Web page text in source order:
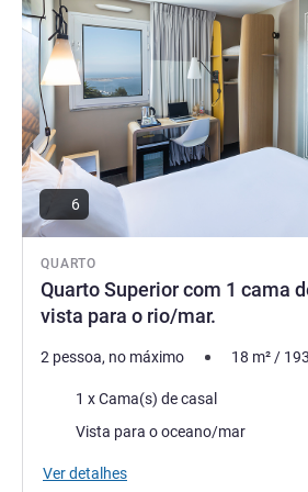
QUARTO
Quarto Superior com 1 cama
vista para o rio/mar.
6
2 pessoa, no máximo 18 m²/ 193
Roupa de cama
1 x Cama(s) de casal
Vistas:Vista para o oceano/mar
Ver detalhes